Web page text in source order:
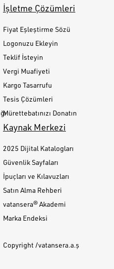
İşletme Çözümleri
Fiyat Eşleştirme Sözü
Logonuzu Ekleyin
Teklif İsteyin
Vergi Muafiyeti
Kargo Tasarrufu
Tesis Çözümleri
Mürettebatınızı Donatın
Kaynak Merkezi
2025 Dijital Katalogları
Güvenlik Sayfaları
İpuçları ve Kılavuzları
Satın Alma Rehberi
vatansera® Akademi
Marka Endeksi
Copyright /vatansera.a.ş